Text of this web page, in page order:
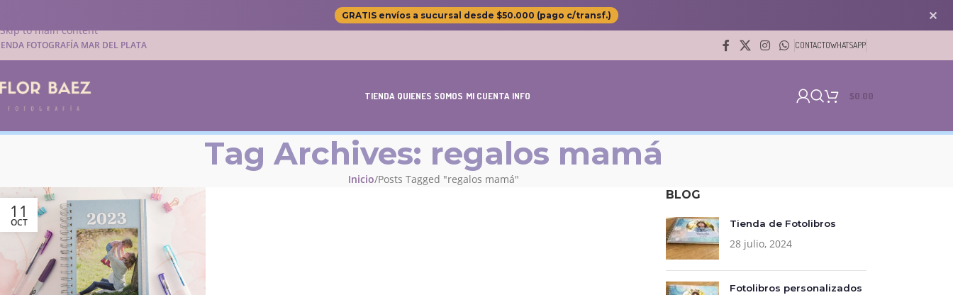
Skip to main content
GRATIS envíos a sucursal desde $50.000 (pago c/transf.) ✕
FOTOGRAFÍA MAR DEL PLATA CONTACTOWHATSAPP
TIENDA QUIENES SOMOS MI CUENTA INFO $0.00
Tag Archives: regalos mamá
Inicio Posts Tagged "regalos mamá"
11
OCT
BLOG
Tienda de Fotolibros
28 julio, 2024
Fotolibros personalizados